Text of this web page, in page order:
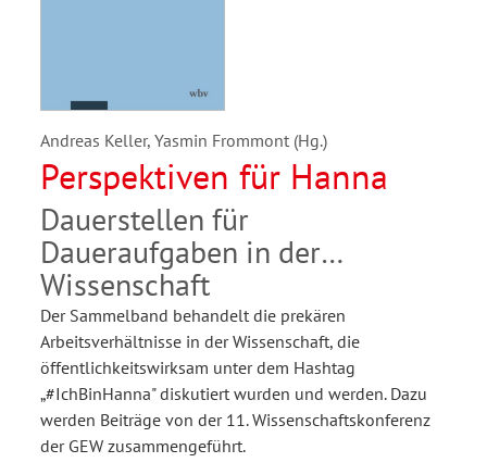
Andreas Keller, Yasmin Frommont (Hg.)
Perspektiven für Hanna
Dauerstellen für
Daueraufgaben in der
Wissenschaft
Der Sammelband behandelt die prekären
Arbeitsverhältnisse in der Wissenschaft, die
öffentlichkeitswirksam unter dem Hashtag
„#IchBinHanna" diskutiert wurden und werden. Dazu
werden Beiträge von der 11. Wissenschaftskonferenz
der GEW zusammengeführt.